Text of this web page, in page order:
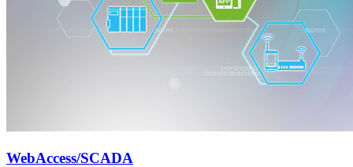
WebAccess/SCADA